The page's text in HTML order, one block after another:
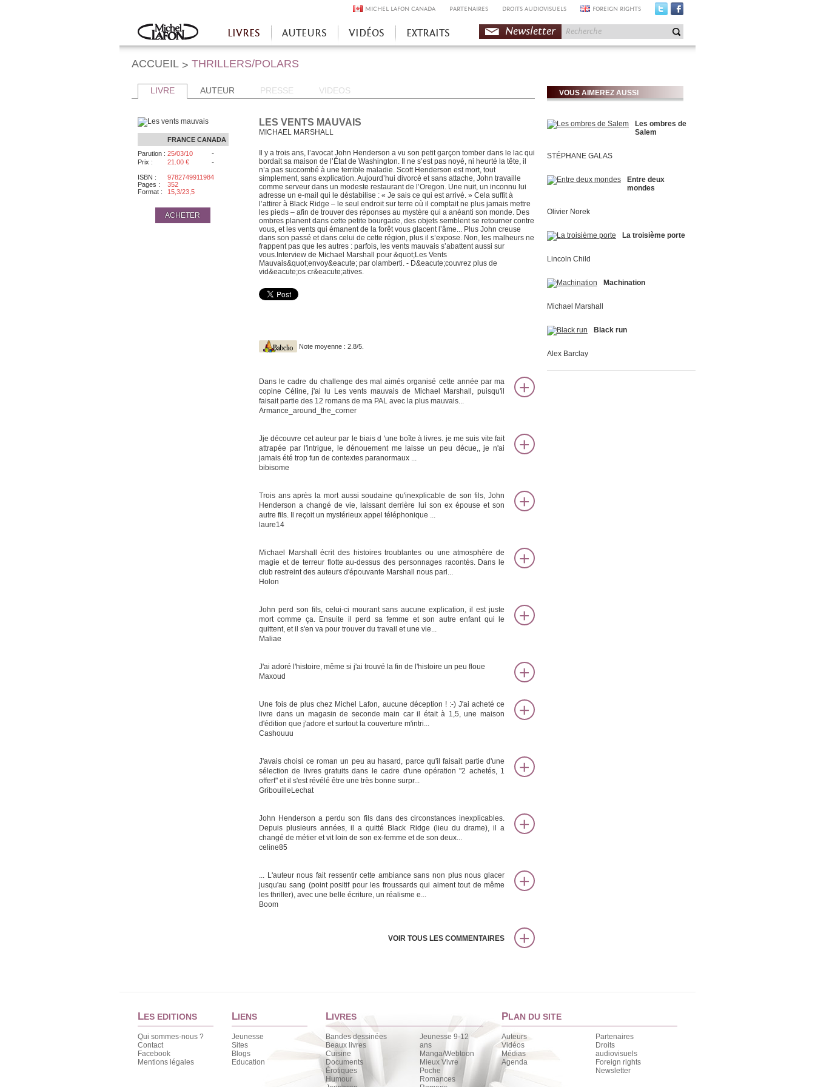
MICHEL LAFON CANADA PARTENAIRES DROITS AUDIOVISUELS FOREIGN RIGHTS
Accueil
LIVRES AUTEURS VIDÉOS EXTRAITS Newsletter
ACCUEIL > THRILLERS/POLARS
LIVRE AUTEUR PRESSE VIDEOS
FRANCE CANADA
Parution : 25/03/10 -
Prix : 21.00 € -
ISBN :
9782749911984
Pages :
352
Format :
15,3/23,5
ACHETER
LES VENTS MAUVAIS
MICHAEL MARSHALL
Il y a trois ans, l’avocat John Henderson a vu son petit garçon tomber dans le lac qui
bordait sa maison de l’État de Washington. Il ne s’est pas noyé, ni heurté la tête, il
n’a pas succombé à une terrible maladie. Scott Henderson est mort, tout
simplement, sans explication. Aujourd’hui divorcé et sans attache, John travaille
comme serveur dans un modeste restaurant de l’Oregon. Une nuit, un inconnu lui
adresse un e-mail qui le déstabilise : « Je sais ce qui est arrivé. » Cela suffit à
l’attirer à Black Ridge – le seul endroit sur terre où il comptait ne plus jamais mettre
les pieds – afin de trouver des réponses au mystère qui a anéanti son monde. Des
ombres planent dans cette petite bourgade, des objets semblent se retourner contre
vous, et les vents qui émanent de la forêt vous glacent l’âme... Plus John creuse
dans son passé et dans celui de cette région, plus il s’expose. Non, les malheurs ne
frappent pas que les autres : parfois, les vents mauvais s’abattent aussi sur
vous.Interview de Michael Marshall pour &quot;Les Vents
Mauvais&quot;envoy&eacute; par olamberti. - D&eacute;couvrez plus de
vid&eacute;os cr&eacute;atives.
Note moyenne : 2.8/5.
Dans le cadre du challenge des mal aimés organisé cette année par ma
copine Céline, j'ai lu Les vents mauvais de Michael Marshall, puisqu'il
faisait partie des 12 romans de ma PAL avec la plus mauvais...
Armance_around_the_corner
Jje découvre cet auteur par le biais d 'une boîte à livres. je me suis vite fait
attrapée par l'intrigue, le dénouement me laisse un peu décue,, je n'ai
jamais été trop fun de contextes paranormaux ...
bibisome
Trois ans après la mort aussi soudaine qu'inexplicable de son fils, John
Henderson a changé de vie, laissant derrière lui son ex épouse et son
autre fils. Il reçoit un mystérieux appel téléphonique ...
laure14
Michael Marshall écrit des histoires troublantes ou une atmosphère de
magie et de terreur flotte au-dessus des personnages racontés. Dans le
club restreint des auteurs d'épouvante Marshall nous parl...
Holon
John perd son fils, celui-ci mourant sans aucune explication, il est juste
mort comme ça. Ensuite il perd sa femme et son autre enfant qui le
quittent, et il s'en va pour trouver du travail et une vie...
Maliae
J'ai adoré l'histoire, même si j'ai trouvé la fin de l'histoire un peu floue
Maxoud
Une fois de plus chez Michel Lafon, aucune déception ! :-) J'ai acheté ce
livre dans un magasin de seconde main car il était à 1,5, une maison
d'édition que j'adore et surtout la couverture m'intri...
Cashouuu
J'avais choisi ce roman un peu au hasard, parce qu'il faisait partie d'une
sélection de livres gratuits dans le cadre d'une opération "2 achetés, 1
offert" et il s'est révélé être une très bonne surpr...
GribouilleLechat
John Henderson a perdu son fils dans des circonstances inexplicables.
Depuis plusieurs années, il a quitté Black Ridge (lieu du drame), il a
changé de métier et vit loin de son ex-femme et de son deux...
celine85
... L'auteur nous fait ressentir cette ambiance sans non plus nous glacer
jusqu'au sang (point positif pour les froussards qui aiment tout de même
les thriller), avec une belle écriture, un réalisme e...
Boom
VOIR TOUS LES COMMENTAIRES
VOUS AIMEREZ AUSSI
Les ombres de
Salem
STÉPHANE GALAS
Entre deux
mondes
Olivier Norek
La troisième porte
Lincoln Child
Machination
Michael Marshall
Black run
Alex Barclay
LES EDITIONS
Qui sommes-nous ?
Contact
Facebook
Mentions légales
LIENS
Jeunesse
Sites
Blogs
Education
LIVRES
Bandes dessinées
Beaux livres
Cuisine
Documents
Érotiques
Humour
Jeunesse 9-12
ans
Manga/Webtoon
Mieux Vivre
Poche
Romances
PLAN DU SITE
Auteurs
Vidéos
Médias
Agenda
Partenaires
Droits
audiovisuels
Foreign rights
Newsletter